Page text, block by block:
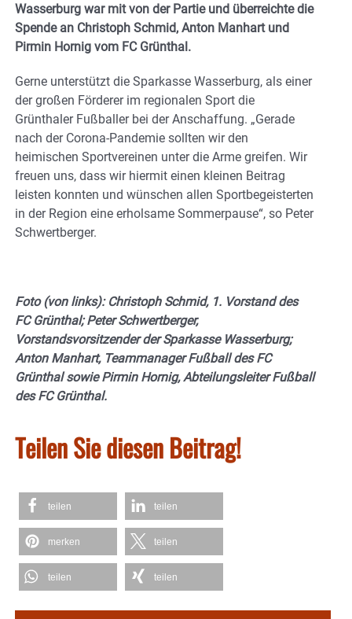
Wasserburg war mit von der Partie und überreichte die
Spende an Christoph Schmid, Anton Manhart und
Pirmin Hornig vom FC Grünthal.
Gerne unterstützt die Sparkasse Wasserburg, als einer
der großen Förderer im regionalen Sport die
Grünthaler Fußballer bei der Anschaffung. „Gerade
nach der Corona-Pandemie sollten wir den
heimischen Sportvereinen unter die Arme greifen. Wir
freuen uns, dass wir hiermit einen kleinen Beitrag
leisten konnten und wünschen allen Sportbegeisterten
in der Region eine erholsame Sommerpause“, so Peter
Schwertberger.
Foto (von links): Christoph Schmid, 1. Vorstand des
FC Grünthal; Peter Schwertberger,
Vorstandsvorsitzender der Sparkasse Wasserburg;
Anton Manhart, Teammanager Fußball des FC
Grünthal sowie Pirmin Hornig, Abteilungsleiter Fußball
des FC Grünthal.
Teilen Sie diesen Beitrag!
teilen teilen
merken teilen
teilen teilen